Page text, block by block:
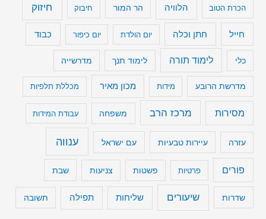
הכרת הטוב הלוויה הר המור חיבוק חיזוק
חייל חתן וכלה יום הולדת יום כיפור כבוד
כלי לימוד תורה לימוד תנך מדרשייה
מדרשת הרובע מידות מכון מאיר מכללת תלפיות
מסירות מרכז הרב משפחה עבודת המידות
עזרה עיירות טבעיות עם ישראל ענווה
פורים פרטיות פשטות צניעות שבת
שדרות שיעורים שליחות תפילה תשובה